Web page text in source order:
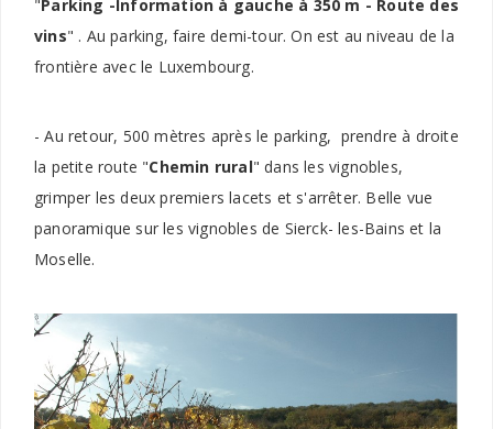
"Parking -Information à gauche à 350 m - Route des
vins" . Au parking, faire demi-tour. On est au niveau de la
frontière avec le Luxembourg.
- Au retour, 500 mètres après le parking, prendre à droite
la petite route "Chemin rural" dans les vignobles,
grimper les deux premiers lacets et s'arrêter. Belle vue
panoramique sur les vignobles de Sierck- les-Bains et la
Moselle.